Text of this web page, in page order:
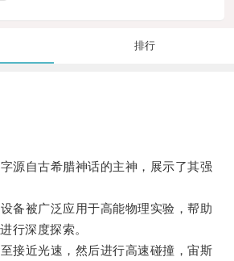
排行
自古希腊神话的主神，展示了其强
被广泛应用于高能物理实验，帮助
行深度探索。
近光速，然后进行高速碰撞，宙斯